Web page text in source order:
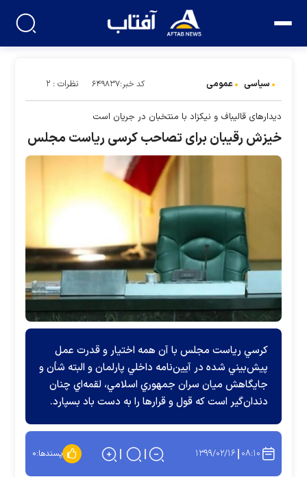
سیاسی عمومی کد خبر:۶۴۹۸۳۷ نظرات : ۲
دیدار‌های قالیباف و نیکزاد با منتخبان در جریان است
خيزش رقيبان برای تصاحب کرسی ریاست مجلس
كرسي رياست مجلس با آن همه اختيار و قدرت عمل
پيش‌بيني شده در آيين‌نامه داخلي پارلمان و البته شأن و
جايگاهش ميان سران جمهوري اسلامي، لقمه‌اي چنان
دندان‌گير است كه قول و قرارها را به دست باد بسپارد.
۰۸:۱۰ ۱۳۹۹/۰۲/۱۶ پسندها:۰